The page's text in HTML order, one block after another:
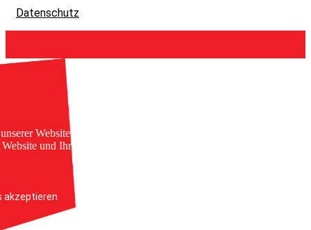
Datenschutz
Website. Einige von ihnen sind essenziell, während
und Ihre Erfahrung zu verbessern.
akzeptieren